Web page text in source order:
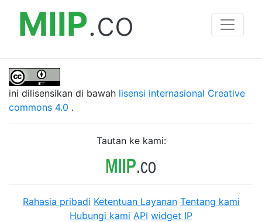
MIIP.co
ini dilisensikan di bawah lisensi internasional Creative
commons 4.0 .
Tautan ke kami:
Rahasia pribadi Ketentuan Layanan Tentang kami
Hubungi kami API widget IP